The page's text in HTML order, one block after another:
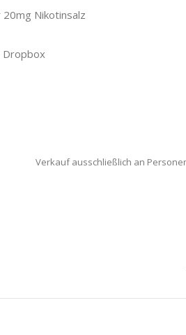
Nikotinsalz
Dropbox
Verkauf ausschließlich an